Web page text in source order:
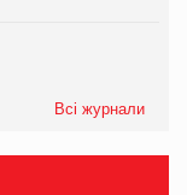
Всі журнали